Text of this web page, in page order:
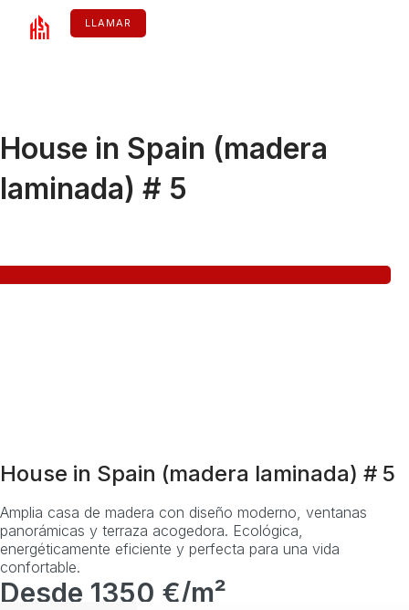
contenido
LLAMAR
House in Spain (madera
laminada) # 5
House in Spain (madera laminada) # 5
Amplia casa de madera con diseño moderno, ventanas
panorámicas y terraza acogedora. Ecológica,
energéticamente eficiente y perfecta para una vida
confortable.
Desde 1350 €/m²